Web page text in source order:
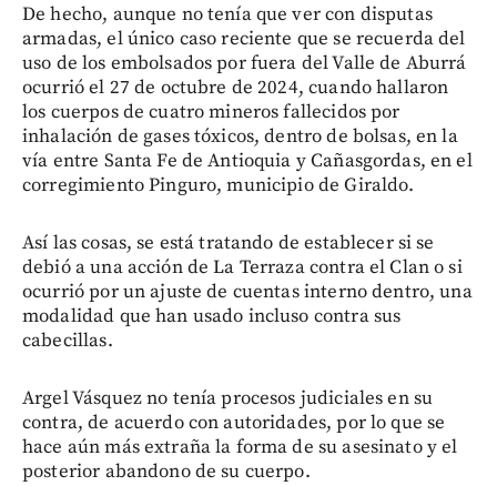
De hecho, aunque no tenía que ver con disputas
armadas, el único caso reciente que se recuerda del
uso de los embolsados por fuera del Valle de Aburrá
ocurrió el 27 de octubre de 2024, cuando hallaron
los cuerpos de cuatro mineros fallecidos por
inhalación de gases tóxicos, dentro de bolsas, en la
vía entre Santa Fe de Antioquia y Cañasgordas, en el
corregimiento Pinguro, municipio de Giraldo.
Así las cosas, se está tratando de establecer si se
debió a una acción de La Terraza contra el Clan o si
ocurrió por un ajuste de cuentas interno dentro, una
modalidad que han usado incluso contra sus
cabecillas.
Argel Vásquez no tenía procesos judiciales en su
contra, de acuerdo con autoridades, por lo que se
hace aún más extraña la forma de su asesinato y el
posterior abandono de su cuerpo.